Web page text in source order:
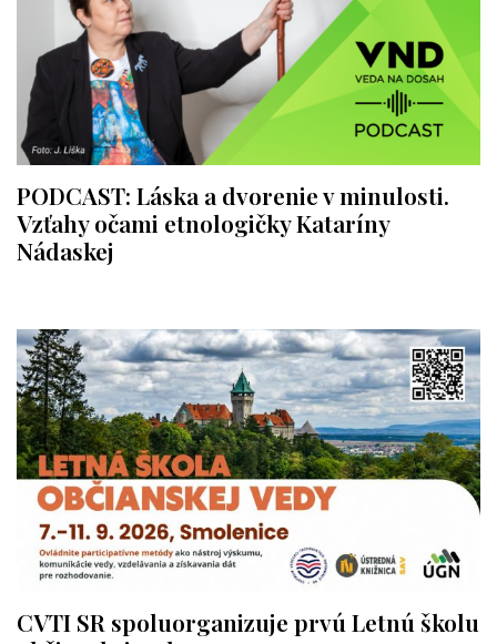
PODCAST: Láska a dvorenie v minulosti.
Vzťahy očami etnologičky Kataríny
Nádaskej
CVTI SR spoluorganizuje prvú Letnú školu